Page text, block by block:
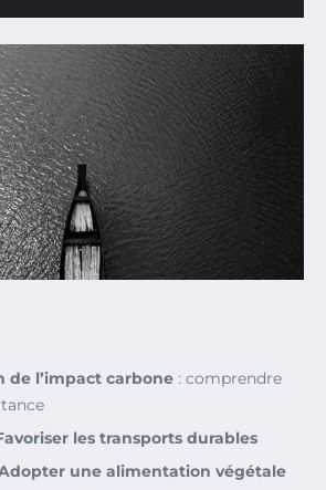
de l’impact carbone : comprendre
les transports durables
une alimentation végétale